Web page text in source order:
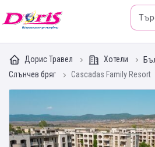
Doris -
Дорис Травел Хотели
Слънчев бряг
Cascadas Family Resort